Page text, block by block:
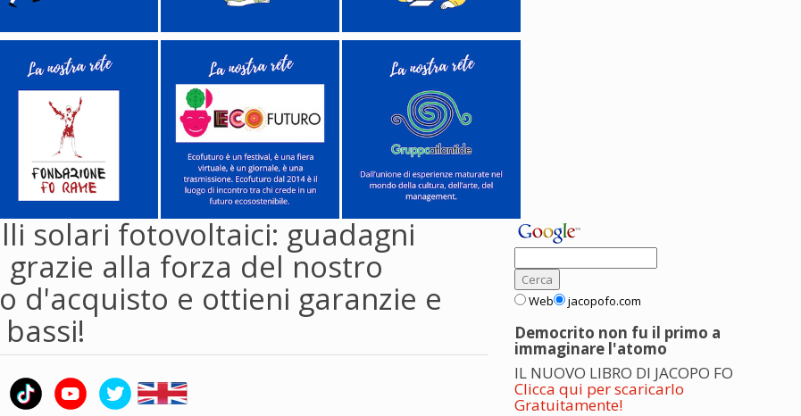
solari fotovoltaici: guadagni
grazie alla forza del nostro
d'acquisto e ottieni garanzie e
Web jacopofo.com
Democrito non fu il primo a
immaginare l'atomo
IL NUOVO LIBRO DI JACOPO FO
Clicca qui per scaricarlo
Gratuitamente!